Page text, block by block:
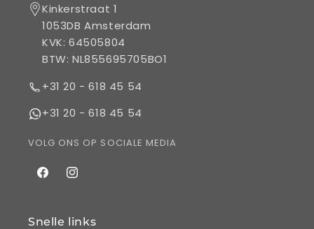
Kinkerstraat 1
1053DB Amsterdam
KVK: 64505804
BTW: NL855695705BO1
+31 20 - 618 45 54
+31 20 - 618 45 54
VOLG ONS OP SOCIALE MEDIA
FacebookInstagram
Snelle links